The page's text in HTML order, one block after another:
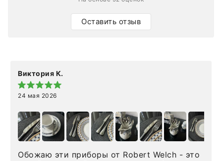
Оставить отзыв
Виктория К.
24 мая 2026
Обожаю эти приборы от Robert Welch - это